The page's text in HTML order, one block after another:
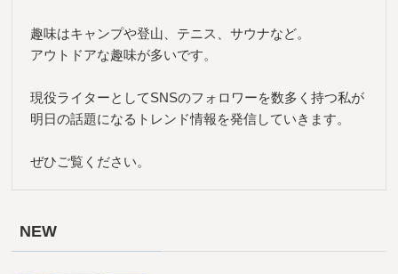
趣味はキャンプや登山、テニス、サウナなど。
アウトドアな趣味が多いです。
現役ライターとしてSNSのフォロワーを数多く持つ私が
明日の話題になるトレンド情報を発信していきます。
ぜひご覧ください。
NEW